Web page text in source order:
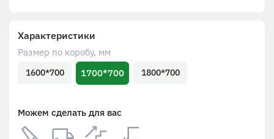
Характеристики
Размер по коробу, мм
1600*700 1700*700 1800*700
Можем сделать для вас